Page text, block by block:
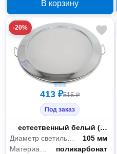
черный, IT8703
В корзину
-20%
413 ₽516 ₽
Под заказ
Цветность
естественный белый (3300-5000 К)
Диаметр светильника
105 мм
поликарбонат